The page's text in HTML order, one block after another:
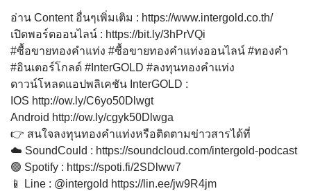
อ่าน Content อื่นๆเพิ่มเติม : https://www.intergold.co.th/
เปิดพอร์ตออนไลน์ : https://bit.ly/3hPrVQi
#ซื้อขายทองคำแท่ง #ซื้อขายทองคำแท่งออนไลน์ #ทองคำ
#อินเตอร์โกลด์ #InterGOLD #ลงทุนทองคำแท่ง
ดาวน์โหลดแอปพลิเคชัน InterGOLD :
IOS http://ow.ly/C6yo50Dlwgt
Android http://ow.ly/cgyk50Dlwga
👉 สนใจลงทุนทองคำแท่งหรือติดตามข่าวสารได้ที่
☁️ SoundCould : https://soundcloud.com/intergold-podcast
🟢 Spotify : https://spoti.fi/2SDlww7
📱 Line : @intergold https://lin.ee/jw9R4jm